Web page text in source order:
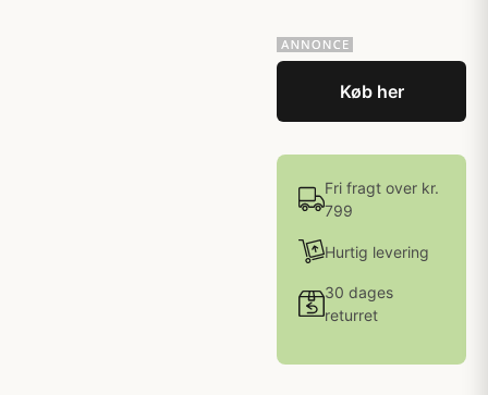
Køb her
Fri fragt over kr.
799
Hurtig levering
30 dages
returret